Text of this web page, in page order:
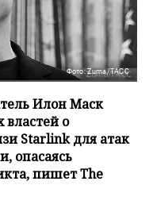
Фото: Zuma/ТАСС
Илон Маск
властей о
Starlink для атак
опасаясь
пишет The